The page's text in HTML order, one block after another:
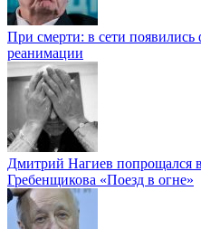
При смерти: в сети
реанимации
Дмитрий Нагиев попрощался
Гребенщикова «Поезд в огне»